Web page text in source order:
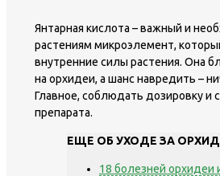
Янтарная кислота – важный и
растениям микроэлемент,
внутренние силы растения. Она
на орхидеи, а шанс навредить –
Главное, соблюдать дозировку и
препарата.
ЕЩЕ ОБ УХОДЕ ЗА
18 болезней орхидеи